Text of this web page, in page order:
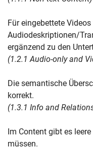
Für eingebettete
Audiodeskriptionen/
ergänzend zu den
(1.2.1 Audio-only and
Die semantische
korrekt.
(1.3.1 Info and
Im Content gibt es
müssen.